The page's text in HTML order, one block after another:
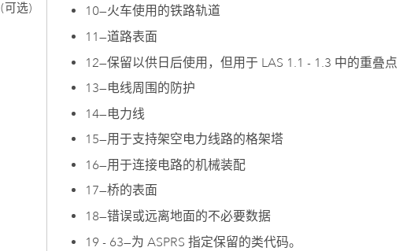
(可选)
10—火车使用的铁路轨道
11—道路表面
12—保留以供日后使用，但用于 LAS 1.1 - 1.3 中的重叠点
13—电线周围的防护
14—电力线
15—用于支持架空电力线路的格架塔
16—用于连接电路的机械装配
17—桥的表面
18—错误或远离地面的不必要数据
19 - 63—为 ASPRS 指定保留的类代码。